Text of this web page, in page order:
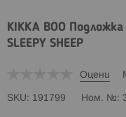
KIKKA BOO
SLEEPY SHEEP
Оцени
SKU 191799 Ном. №